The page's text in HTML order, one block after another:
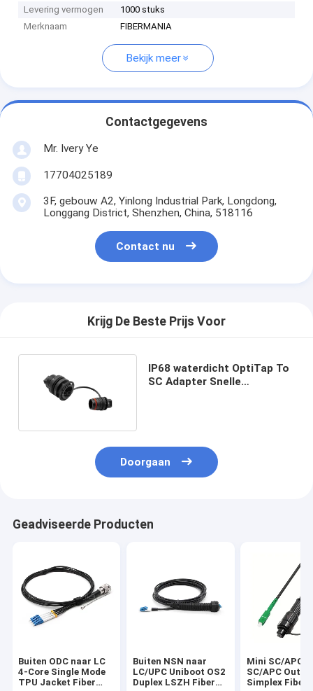
Levering vermogen
1000 stuks
Merknaam
FIBERMANIA
Bekijk meer
Contactgegevens
Mr. Ivery Ye
17704025189
3F, gebouw A2, Yinlong Industrial Park, Longdong,
Longgang District, Shenzhen, China, 518116
Contact nu
Krijg De Beste Prijs Voor
IP68 waterdicht OptiTap To
SC Adapter Snelle
Doorgaan
Geadviseerde Producten
Buiten ODC naar LC
4-Core Single Mode
TPU Jacket Fiber
Buiten NSN naar
LC/UPC Uniboot OS2
Duplex LSZH Fiber
Mini SC/APC
SC/APC
Simplex Fiber